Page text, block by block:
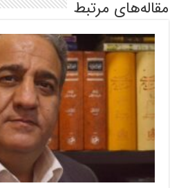
مقاله‌های مرتبط